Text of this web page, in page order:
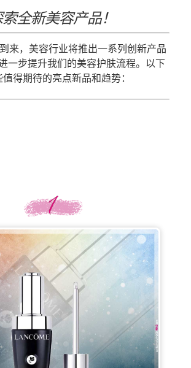
全新美容产品！
来，美容行业将推出一系列创新产品
一步提升我们的美容护肤流程。以下
值得期待的亮点新品和趋势：